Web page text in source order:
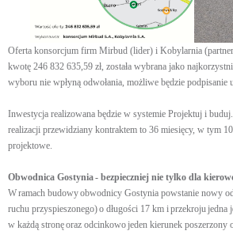
Oferta konsorcjum firm Mirbud (lider) i Kobylarnia
kwotę 246 832 635,59 zł, została wybrana jako
wyboru nie wpłyną odwołania, możliwe będzie podpisanie
Inwestycja realizowana będzie w systemie Projektuj i
realizacji przewidziany kontraktem to 36 miesięcy, w tym
projektowe.
Obwodnica Gostynia- bezpieczniej nie tylko dla
W ramach budowy obwodnicy Gostynia powstanie nowy
ruchu przyspieszonego) o długości 17 km i przekroju jedna
w każdą stronę oraz odcinkowo jeden kierunek poszerzony